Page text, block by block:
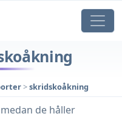
>skridskoåkning
de håller